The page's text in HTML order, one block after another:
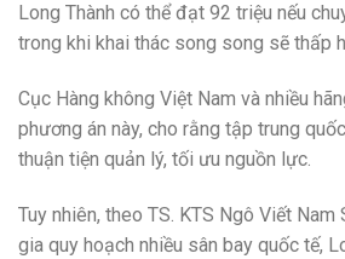
Long Thành có thể đạt 92 triệu nếu
trong khi khai thác song song sẽ thấp
Cục Hàng không Việt Nam và nhiều
phương án này, cho rằng tập trung
thuận tiện quản lý, tối ưu nguồn lực.
Tuy nhiên, theo TS. KTS Ngô Viết
gia quy hoạch nhiều sân bay quốc tế,